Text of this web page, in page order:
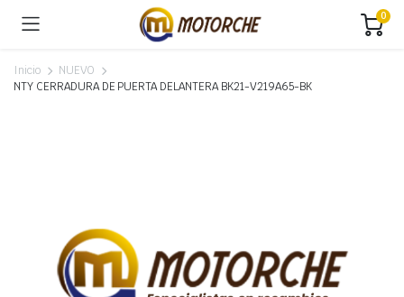
0
Inicio
NUEVO
NTY CERRADURA DE PUERTA DELANTERA BK21-V219A65-BK